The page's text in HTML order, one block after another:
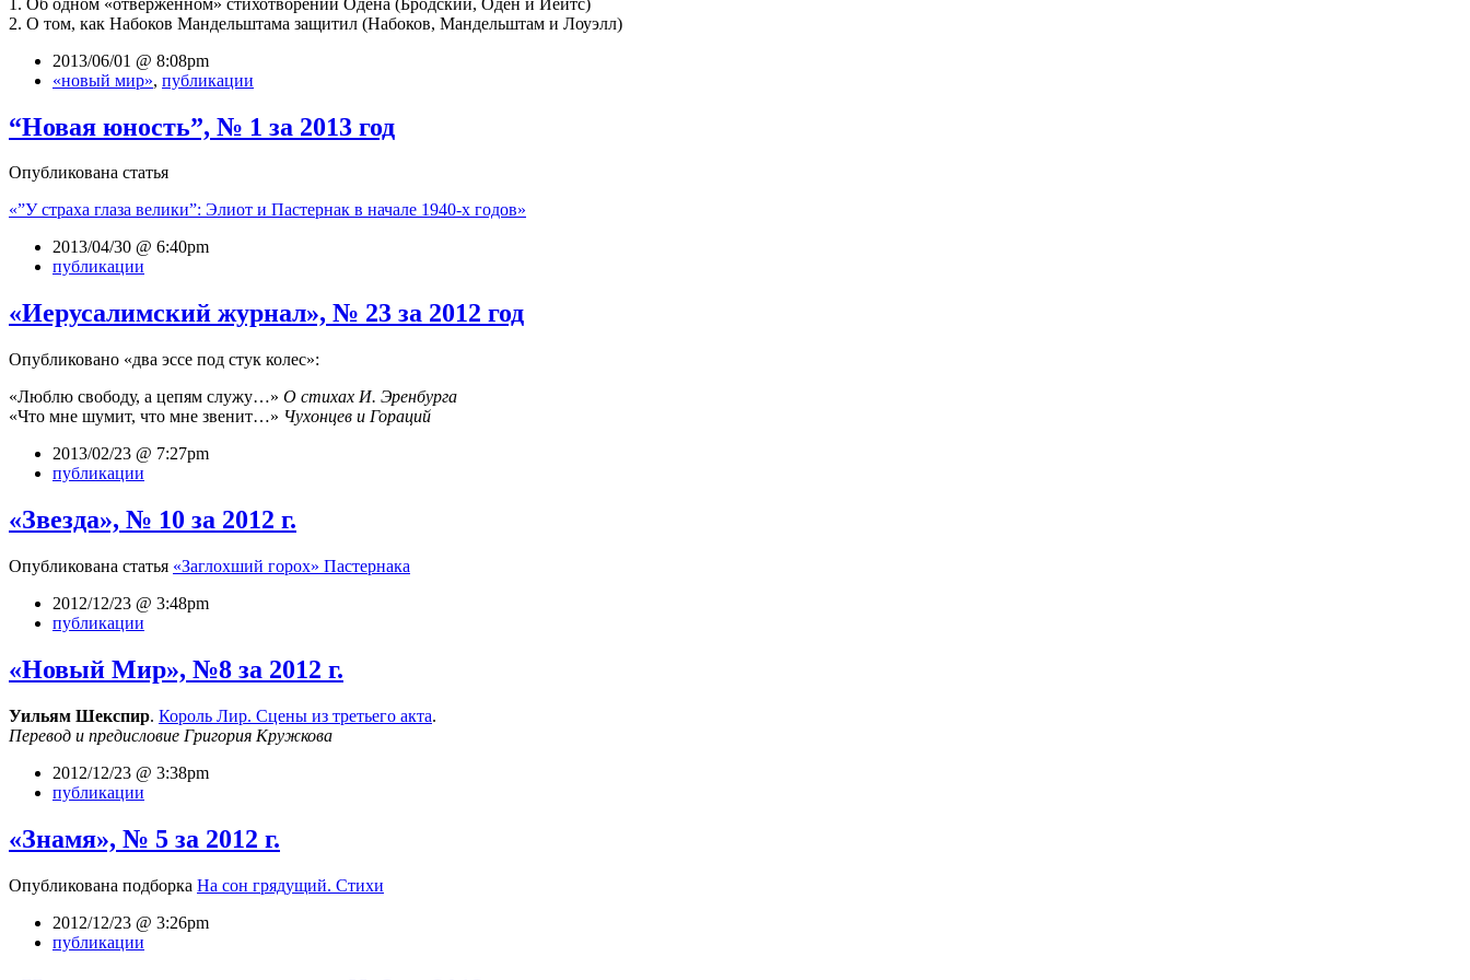
2. О том, как Набоков Мандельштама защитил (Набоков, Мандельштам и Лоуэлл)
2013/06/01 @ 8:08pm
«новый мир», публикации
“Новая юность”, № 1 за 2013 год
Опубликована статья
«”У страха глаза велики”: Элиот и Пастернак в начале 1940-х годов»
2013/04/30 @ 6:40pm
публикации
«Иерусалимский журнал», № 23 за 2012 год
Опубликовано «два эссе под стук колес»:
«Люблю свободу, а цепям служу…» О стихах И. Эренбурга
«Что мне шумит, что мне звенит…» Чухонцев и Гораций
2013/02/23 @ 7:27pm
публикации
«Звезда», № 10 за 2012 г.
Опубликована статья «Заглохший горох» Пастернака
2012/12/23 @ 3:48pm
публикации
«Новый Мир», №8 за 2012 г.
Уильям Шекспир. Король Лир. Сцены из третьего акта.
Перевод и предисловие Григория Кружкова
2012/12/23 @ 3:38pm
публикации
«Знамя», № 5 за 2012 г.
Опубликована подборка На сон грядущий. Стихи
2012/12/23 @ 3:26pm
публикации